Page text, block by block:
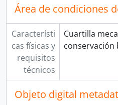
Área de condiciones
Característi
cas físicas y
requisitos
técnicos
Cuartilla
conservación
Objeto digital